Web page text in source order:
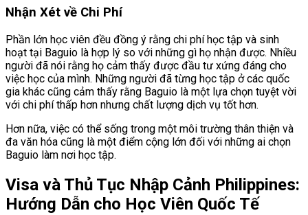
Nhận Xét về Chi Phí
Phần lớn học viên đều đồng ý rằng chi phí học tập và sinh
hoạt tại Baguio là hợp lý so với những gì họ nhận được. Nhiều
người đã nói rằng họ cảm thấy được đầu tư xứng đáng cho
việc học của mình. Những người đã từng học tập ở các quốc
gia khác cũng cảm thấy rằng Baguio là một lựa chọn tuyệt vời
với chi phí thấp hơn nhưng chất lượng dịch vụ tốt hơn.
Hơn nữa, việc có thể sống trong một môi trường thân thiện và
đa văn hóa cũng là một điểm cộng lớn đối với những ai chọn
Baguio làm nơi học tập.
Visa và Thủ Tục Nhập Cảnh Philippines:
Hướng Dẫn cho Học Viên Quốc Tế